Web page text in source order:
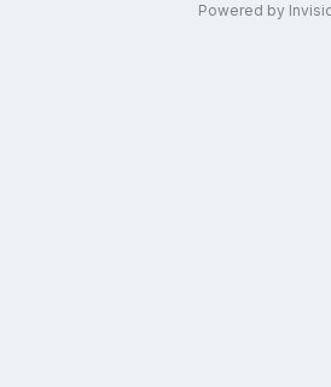
Powered by